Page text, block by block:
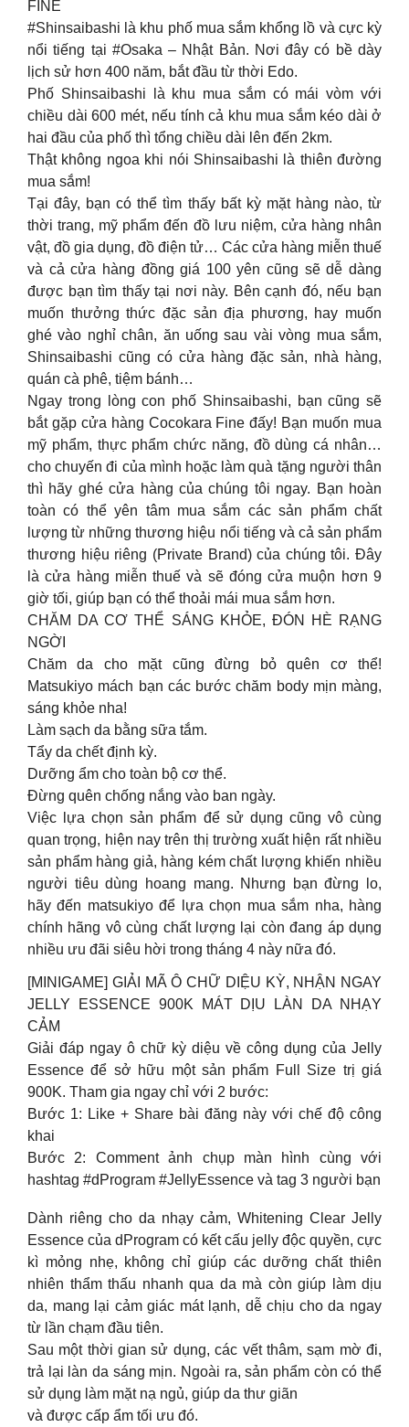
FINE
#Shinsaibashi là khu phố mua sắm khổng lồ và cực kỳ
nổi tiếng tại #Osaka – Nhật Bản. Nơi đây có bề dày
lịch sử hơn 400 năm, bắt đầu từ thời Edo.
Phố Shinsaibashi là khu mua sắm có mái vòm với
chiều dài 600 mét, nếu tính cả khu mua sắm kéo dài ở
hai đầu của phố thì tổng chiều dài lên đến 2km.
Thật không ngoa khi nói Shinsaibashi là thiên đường
mua sắm!
Tại đây, bạn có thể tìm thấy bất kỳ mặt hàng nào, từ
thời trang, mỹ phẩm đến đồ lưu niệm, cửa hàng nhân
vật, đồ gia dụng, đồ điện tử… Các cửa hàng miễn thuế
và cả cửa hàng đồng giá 100 yên cũng sẽ dễ dàng
được bạn tìm thấy tại nơi này. Bên cạnh đó, nếu bạn
muốn thưởng thức đặc sản địa phương, hay muốn
ghé vào nghỉ chân, ăn uống sau vài vòng mua sắm,
Shinsaibashi cũng có cửa hàng đặc sản, nhà hàng,
quán cà phê, tiệm bánh…
Ngay trong lòng con phố Shinsaibashi, bạn cũng sẽ
bắt gặp cửa hàng Cocokara Fine đấy! Bạn muốn mua
mỹ phẩm, thực phẩm chức năng, đồ dùng cá nhân…
cho chuyến đi của mình hoặc làm quà tặng người thân
thì hãy ghé cửa hàng của chúng tôi ngay. Bạn hoàn
toàn có thể yên tâm mua sắm các sản phẩm chất
lượng từ những thương hiệu nổi tiếng và cả sản phẩm
thương hiệu riêng (Private Brand) của chúng tôi. Đây
là cửa hàng miễn thuế và sẽ đóng cửa muộn hơn 9
giờ tối, giúp bạn có thể thoải mái mua sắm hơn.
CHĂM DA CƠ THỂ SÁNG KHỎE, ĐÓN HÈ RẠNG
NGỜI
Chăm da cho mặt cũng đừng bỏ quên cơ thể!
Matsukiyo mách bạn các bước chăm body mịn màng,
sáng khỏe nha!
Làm sạch da bằng sữa tắm.
Tẩy da chết định kỳ.
Dưỡng ẩm cho toàn bộ cơ thể.
Đừng quên chống nắng vào ban ngày.
Việc lựa chọn sản phẩm để sử dụng cũng vô cùng
quan trọng, hiện nay trên thị trường xuất hiện rất nhiều
sản phẩm hàng giả, hàng kém chất lượng khiến nhiều
người tiêu dùng hoang mang. Nhưng bạn đừng lo,
hãy đến matsukiyo để lựa chọn mua sắm nha, hàng
chính hãng vô cùng chất lượng lại còn đang áp dụng
nhiều ưu đãi siêu hời trong tháng 4 này nữa đó.
[MINIGAME] GIẢI MÃ Ô CHỮ DIỆU KỲ, NHẬN NGAY
JELLY ESSENCE 900K MÁT DỊU LÀN DA NHẠY
CẢM
Giải đáp ngay ô chữ kỳ diệu về công dụng của Jelly
Essence để sở hữu một sản phẩm Full Size trị giá
900K. Tham gia ngay chỉ với 2 bước:
Bước 1: Like + Share bài đăng này với chế độ công
khai
Bước 2: Comment ảnh chụp màn hình cùng với
hashtag #dProgram #JellyEssence và tag 3 người bạn
Dành riêng cho da nhạy cảm, Whitening Clear Jelly
Essence của dProgram có kết cấu jelly độc quyền, cực
kì mỏng nhẹ, không chỉ giúp các dưỡng chất thiên
nhiên thẩm thấu nhanh qua da mà còn giúp làm dịu
da, mang lại cảm giác mát lạnh, dễ chịu cho da ngay
từ lần chạm đầu tiên.
Sau một thời gian sử dụng, các vết thâm, sạm mờ đi,
trả lại làn da sáng mịn. Ngoài ra, sản phẩm còn có thể
sử dụng làm mặt nạ ngủ, giúp da thư giãn
và được cấp ẩm tối ưu đó.